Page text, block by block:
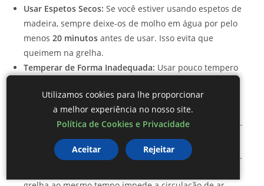
Usar Espetos Secos: Se você estiver usando espetos de
madeira, sempre deixe-os de molho em água por pelo
menos 20 minutos antes de usar. Isso evita que
queimem na grelha.
Temperar de Forma Inadequada: Usar pouco tempero
usar sal, pimenta, e outras especiarias liberadamente.
Cozer em Temperatura Muito Alta:Grelhar os
espetinhos em fogo muito alto pode queimar o exterior
antes que o interior cozinhe. Mantenha a grelha em
temperatura média para um cozimento mais uniforme.
Utilizamos cookies para lhe proporcionar
a melhor experiência no nosso site.
Política de Cookies e Privacidade
Aceitar Rejeitar